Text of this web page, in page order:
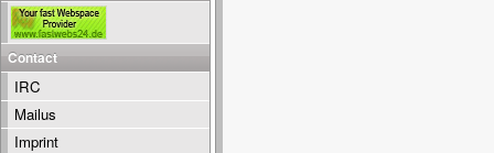
Contact
IRC
Mailus
Imprint